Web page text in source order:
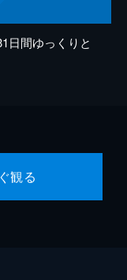
日間ゆっくりと
観る